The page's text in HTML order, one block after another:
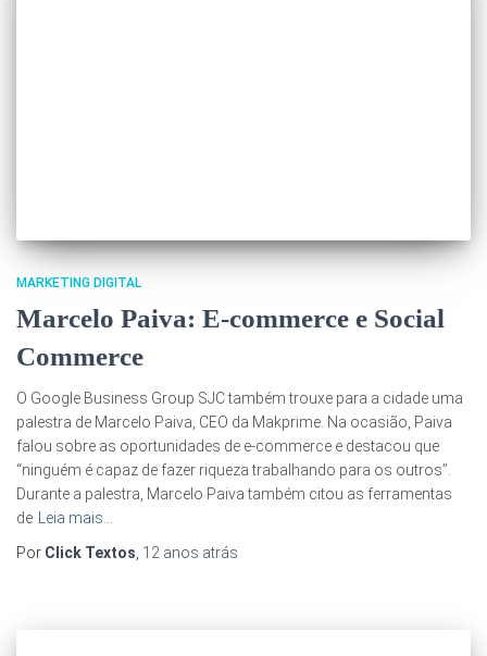
MARKETING DIGITAL
Marcelo Paiva: E-commerce e Social
Commerce
O Google Business Group SJC também trouxe para a cidade uma
palestra de Marcelo Paiva, CEO da Makprime. Na ocasião, Paiva
falou sobre as oportunidades de e-commerce e destacou que
“ninguém é capaz de fazer riqueza trabalhando para os outros”.
Durante a palestra, Marcelo Paiva também citou as ferramentas
de Leia mais…
Por Click Textos, 12 anos atrás